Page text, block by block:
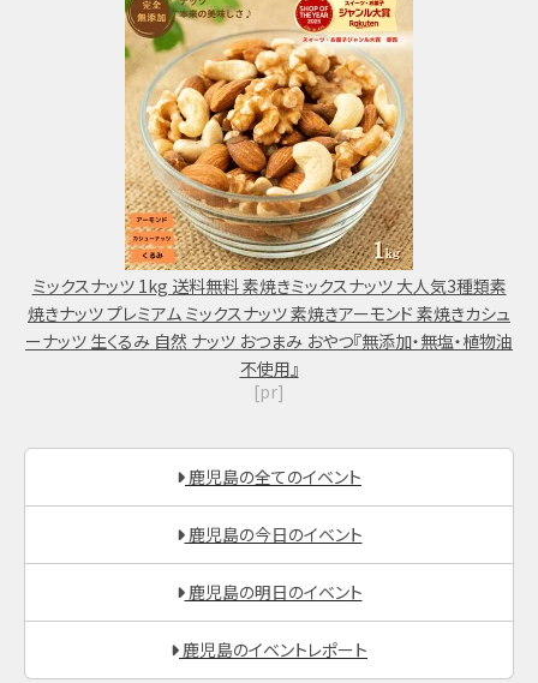
ミックスナッツ 1kg 送料無料 素焼きミックスナッツ 大人気3種類素
焼きナッツ プレミアム ミックスナッツ 素焼きアーモンド 素焼きカシュ
ーナッツ 生くるみ 自然 ナッツ おつまみ おやつ『無添加・無塩・植物油
不使用』
[pr]
鹿児島の全てのイベント
鹿児島の今日のイベント
鹿児島の明日のイベント
鹿児島のイベントレポート